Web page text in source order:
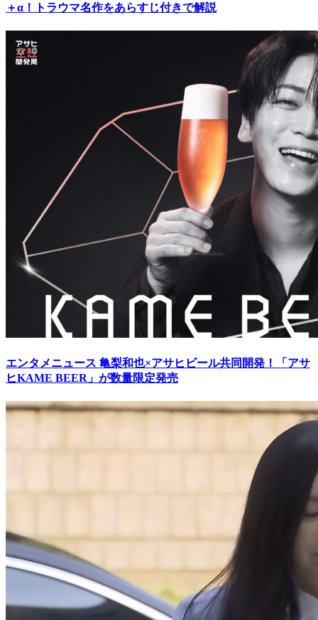
＋α！トラウマ名作をあらすじ付きで解説
エンタメニュース 亀梨和也×アサヒビール共同開発！「アサ
ヒKAME BEER」が数量限定発売